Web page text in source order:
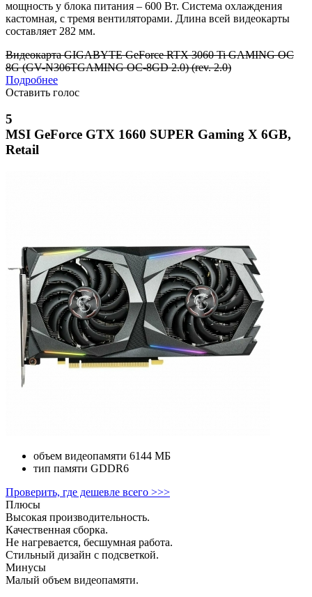
мощность у блока питания – 600 Вт. Система охлаждения
кастомная, с тремя вентиляторами. Длина всей видеокарты
составляет 282 мм.
Видеокарта GIGABYTE GeForce RTX 3060 Ti GAMING OC
8G (GV-N306TGAMING OC-8GD 2.0) (rev. 2.0)
Подробнее
Оставить голос
5
MSI GeForce GTX 1660 SUPER Gaming X 6GB,
Retail
объем видеопамяти 6144 МБ
тип памяти GDDR6
Проверить, где дешевле всего >>>
Плюсы
Высокая производительность.
Качественная сборка.
Не нагревается, бесшумная работа.
Стильный дизайн с подсветкой.
Минусы
Малый объем видеопамяти.